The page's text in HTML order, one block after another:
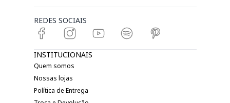
REDES SOCIAIS
INSTITUCIONAIS
Quem somos
Nossas lojas
Política de Entrega